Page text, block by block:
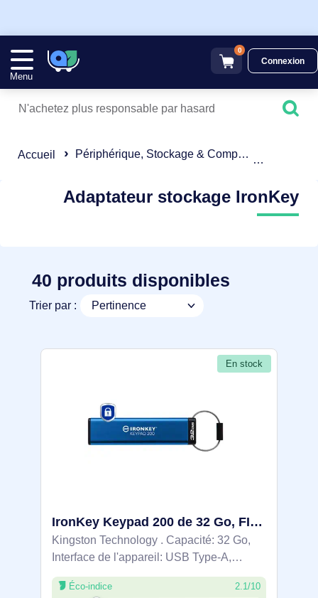
Menu
0
Connexion
Accueil Périphérique, Stockage & Composant
Adaptateur stockage IronKey
40 produits disponibles
Trier par :
En stock
IronKey Keypad 200 de 32 Go, FIPS 140-3 niveau 3 (en attente), chiffrement AES-256 - IKKP200/32GB
Kingston Technology . Capacité: 32 Go,
Interface de l'appareil: USB Type-A,
Version USB: 3.2 Gen 1 (3.1 Gen 1),
Vitesse de lecture: 145 Mo/s, Vitesse
Éco-indice 2.1/10